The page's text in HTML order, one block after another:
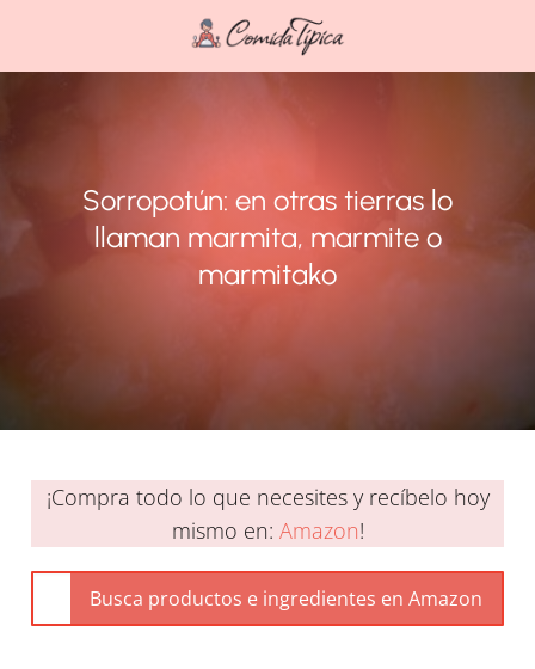
Sorropotún: en otras tierras lo
llaman marmita, marmite o
marmitako
¡Compra todo lo que necesites y recíbelo hoy
mismo en: Amazon!